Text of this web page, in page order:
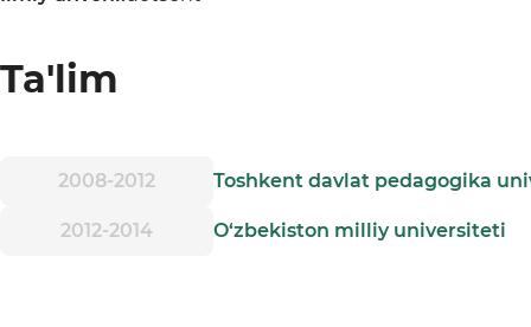
Ta'lim
2008-2012 Toshkent davlat pedagogika
2012-2014 O‘zbekiston milliy universiteti